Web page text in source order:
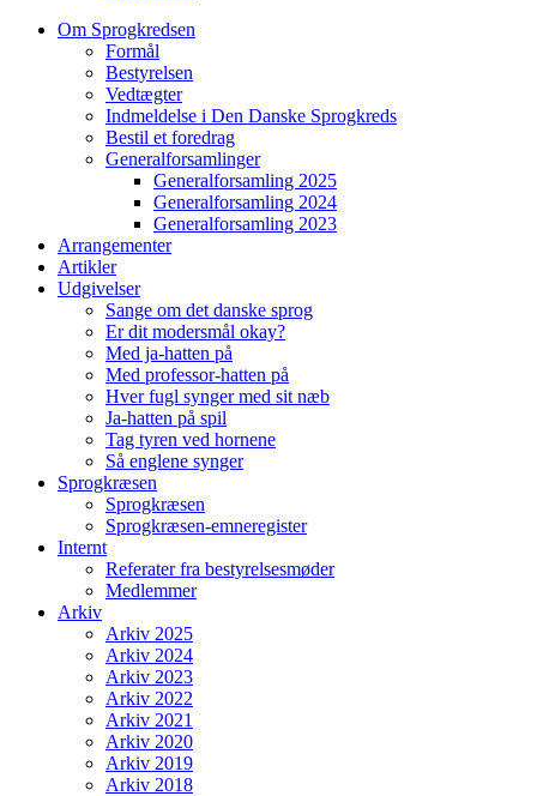
Om Sprogkredsen
Formål
Bestyrelsen
Vedtægter
Indmeldelse i Den Danske Sprogkreds
Bestil et foredrag
Generalforsamlinger
Generalforsamling 2025
Generalforsamling 2024
Generalforsamling 2023
Arrangementer
Artikler
Udgivelser
Sange om det danske sprog
Er dit modersmål okay?
Med ja-hatten på
Med professor-hatten på
Hver fugl synger med sit næb
Ja-hatten på spil
Tag tyren ved hornene
Så englene synger
Sprogkræsen
Sprogkræsen
Sprogkræsen-emneregister
Internt
Referater fra bestyrelsesmøder
Medlemmer
Arkiv
Arkiv 2025
Arkiv 2024
Arkiv 2023
Arkiv 2022
Arkiv 2021
Arkiv 2020
Arkiv 2019
Arkiv 2018